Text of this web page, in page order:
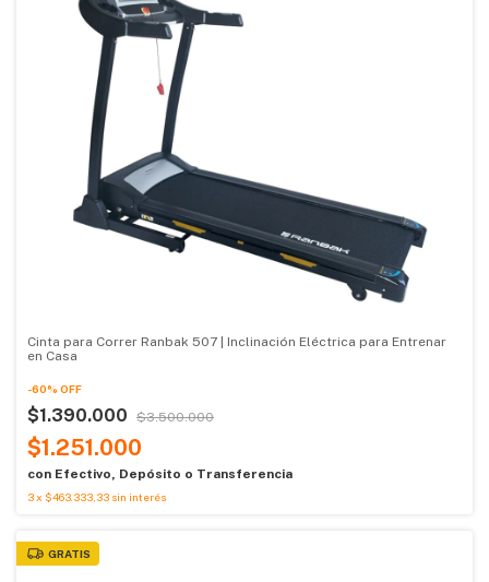
Cinta para Correr Ranbak 507 | Inclinación Eléctrica para Entrenar
en Casa
-60% OFF
$1.390.000 $3.500.000
$1.251.000
con Efectivo, Depósito o Transferencia
3x $463.333,33 sin interés
GRATIS